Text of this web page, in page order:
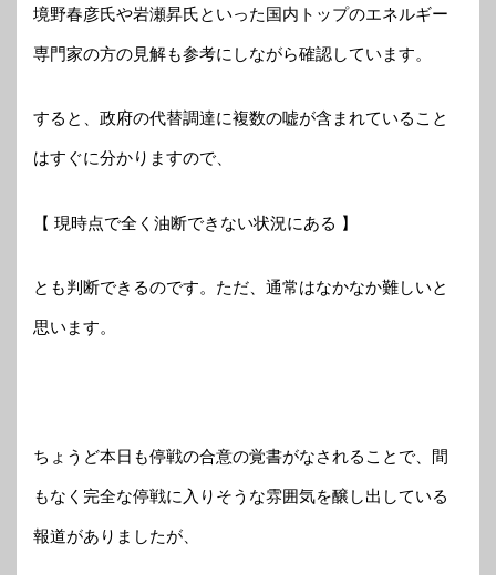
境野春彦氏や岩瀬昇氏といった国内トップのエネルギー
専門家の方の見解も参考にしながら確認しています。
すると、政府の代替調達に複数の嘘が含まれていること
はすぐに分かりますので、
【 現時点で全く油断できない状況にある 】
とも判断できるのです。ただ、通常はなかなか難しいと
思います。
ちょうど本日も停戦の合意の覚書がなされることで、間
もなく完全な停戦に入りそうな雰囲気を醸し出している
報道がありましたが、